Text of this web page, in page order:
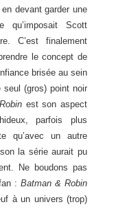
devant garder une
qu’imposait Scott
C’est finalement
le concept de
brisée au sein
seul (gros) point noir
est son aspect
parfois plus
qu’avec un autre
la série aurait pu
Ne boudons pas
: Batman & Robin
à un univers (trop)